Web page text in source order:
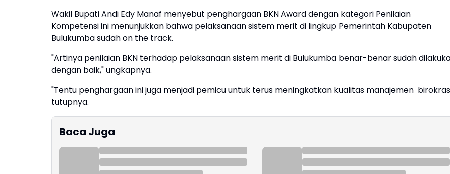
Wakil Bupati Andi Edy Manaf menyebut penghargaan BKN Award dengan kategori Penilaian
Kompetensi ini menunjukkan bahwa pelaksanaan sistem merit di lingkup Pemerintah Kabupaten
Bulukumba sudah on the track.
"Artinya penilaian BKN terhadap pelaksanaan sistem merit di Bulukumba benar-benar sudah
dengan baik," ungkapnya.
"Tentu penghargaan ini juga menjadi pemicu untuk terus meningkatkan kualitas manajemen
tutupnya.
Baca Juga